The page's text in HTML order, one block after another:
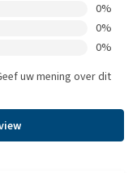
0%
0%
0%
uw mening over dit